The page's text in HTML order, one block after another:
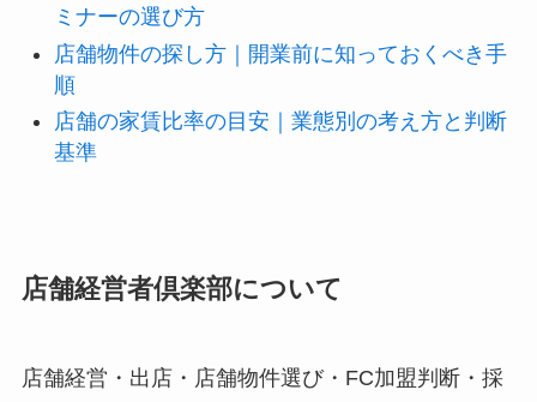
ミナーの選び方
店舗物件の探し方｜開業前に知っておくべき手
順
店舗の家賃比率の目安｜業態別の考え方と判断
基準
店舗経営者倶楽部について
店舗経営・出店・店舗物件選び・FC加盟判断・採